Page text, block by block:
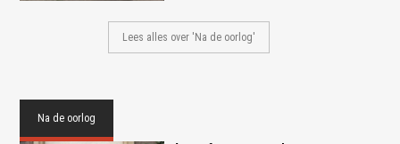
Lees alles over 'Na de oorlog'
Na de oorlog